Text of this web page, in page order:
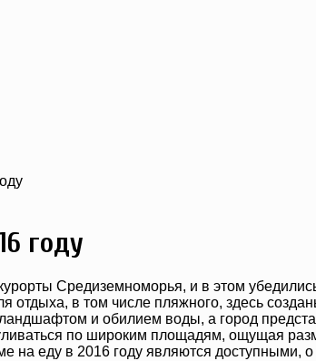
году
Средиземноморья, и в этом
отдыха, в том числе пляжного, здесь
и обилием воды, а город
по широким площадям, ощущая
на еду в 2016 году являются доступными,